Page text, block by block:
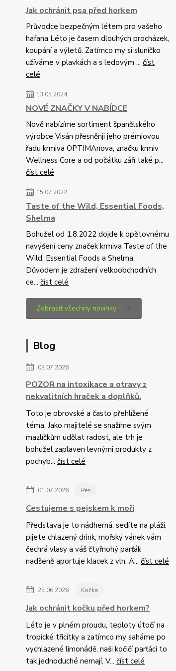
Jak ochránit psa před horkem
Průvodce bezpečným létem pro vašeho
hafana Léto je časem dlouhých procházek,
koupání a výletů. Zatímco my si sluníčko
užíváme v plavkách a s ledovým ... číst
celé
13.05.2024
NOVÉ ZNAČKY V NABÍDCE
Nově nabízíme sortiment španělského
výrobce Visán přesněnji jeho prémiovou
řadu krmiva OPTIMAnova, značku krmiv
Wellness Core a od počátku září také p...
číst celé
15.07.2022
Taste of the Wild, Essential Foods,
Shelma
Bohužel od 1.8.2022 dojde k opětovnému
navýšení ceny značek krmiva Taste of the
Wild, Essential Foods a Shelma.
Důvodem je zdražení velkoobchodních
ce... číst celé
Zobrazit všechny novinky
Blog
03.07.2026
POZOR na intoxikace a otravy z
nekvalitních hraček a doplňků.
Toto je obrovské a často přehlížené
téma. Jako majitelé se snažíme svým
mazlíčkům udělat radost, ale trh je
bohužel zaplaven levnými produkty z
pochyb... číst celé
01.07.2026 Pes
Cestujeme s pejskem k moři
Představa je to nádherná: sedíte na pláži,
pijete chlazený drink, mořský vánek vám
čechrá vlasy a váš čtyřnohý parťák
nadšeně aportuje klacek z vln. A... číst celé
25.06.2026 Kočka
Jak ochránit kočku před horkem?
Léto je v plném proudu, teploty útočí na
tropické třicítky a zatímco my saháme po
vychlazené limonádě, naši kočičí parťáci to
tak jednoduché nemají. V... číst celé